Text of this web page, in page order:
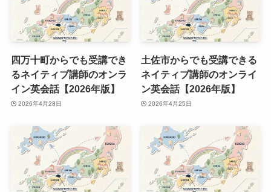
四万十町からでも受講でき
るネイティブ講師のオンラ
イン英会話【2026年版】
2026年4月28日
土佐市からでも受講できる
ネイティブ講師のオンライ
ン英会話【2026年版】
2026年4月25日